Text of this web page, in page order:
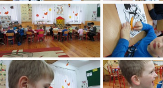
Dzień
u
Wycieczka
Dzień Ziemi
Sadzonki
Eksperymenty
Dzień kredki
Dzień drzewa
Dzień Misia
Powitanie Jesieni